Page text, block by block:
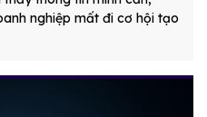
nghiệp mất đi cơ hội tạo